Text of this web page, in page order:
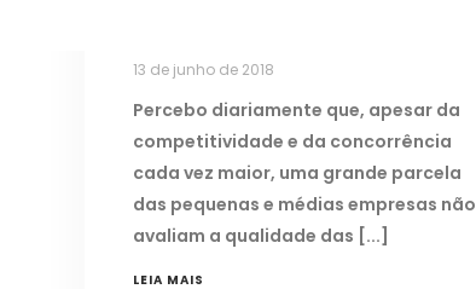
13 de junho de 2018
Percebo diariamente que, apesar da
competitividade e da concorrência
cada vez maior, uma grande parcela
das pequenas e médias empresas não
avaliam a qualidade das
LEIA MAIS